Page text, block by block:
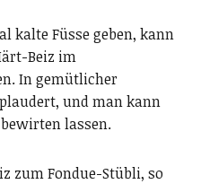
kalte Füsse geben, kann
Beiz im
In gemütlicher
und man kann
lassen.
zum Fondue-Stübli, so